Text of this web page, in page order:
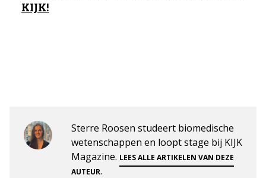
KIJK!
Sterre Roosen studeert biomedische
wetenschappen en loopt stage bij KIJK
Magazine. LEES ALLE ARTIKELEN VAN DEZE
AUTEUR.